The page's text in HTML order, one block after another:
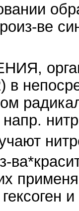
ве
в